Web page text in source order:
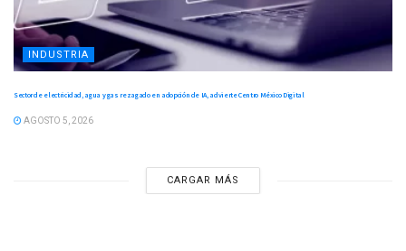
INDUSTRIA
Sector de electricidad, agua y gas rezagado en adopción de IA, advierte Centro México Digital
AGOSTO 5, 2026
CARGAR MÁS